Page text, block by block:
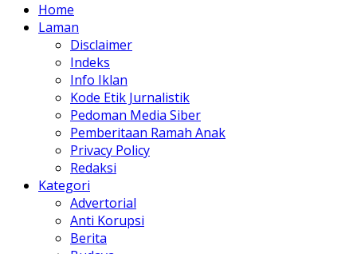
Home
Laman
Disclaimer
Indeks
Info Iklan
Kode Etik Jurnalistik
Pedoman Media Siber
Pemberitaan Ramah Anak
Privacy Policy
Redaksi
Kategori
Advertorial
Anti Korupsi
Berita